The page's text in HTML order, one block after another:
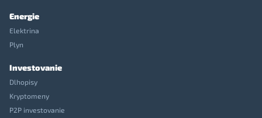
Energie
Elektrina
Plyn
Investovanie
Dlhopisy
Kryptomeny
P2P investovanie